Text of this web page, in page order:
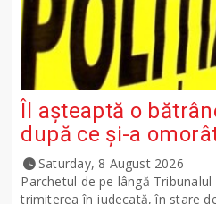
Îl așteaptă o
după ce și-a
Saturday, 8 August 2026
Parchetul de pe lângă
trimiterea în judecată, în stare